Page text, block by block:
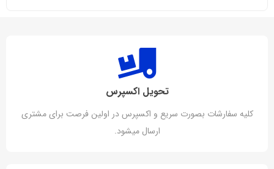
تحویل اکسپرس
کلیه سفارشات بصورت سریع و اکسپرس در اولین فرصت برای مشتری
ارسال میشود.